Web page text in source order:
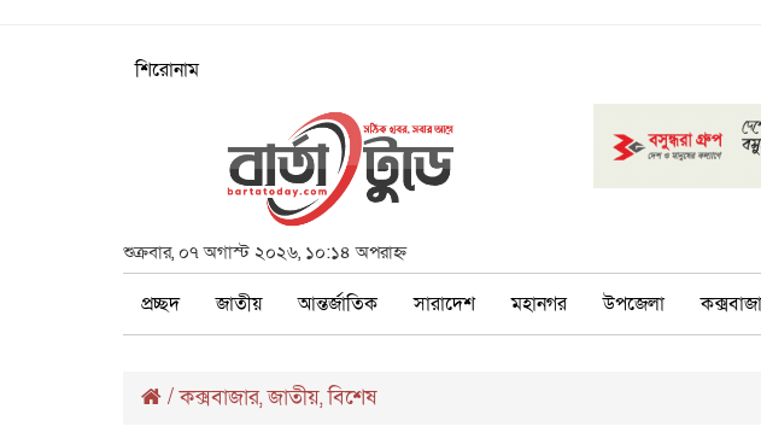
শিরোনাম
শুক্রবার, ০৭ অগাস্ট ২০২৬, ১০:১৪ অপরাহ্ন
প্রচ্ছদ জাতীয় আন্তর্জাতিক সারাদেশ মহানগর উপজেলা
/কক্সবাজার,জাতীয়,বিশেষ